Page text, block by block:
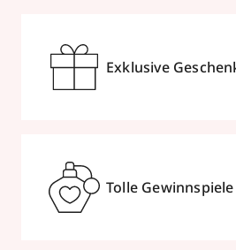
Exklusive
Tolle Gewinnspiele